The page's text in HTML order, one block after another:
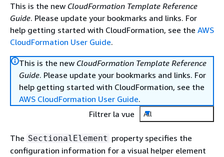
This is the new CloudFormation Template Reference
Guide. Please update your bookmarks and links. For
help getting started with CloudFormation, see the AWS
CloudFormation User Guide.
This is the new CloudFormation Template Reference
Guide. Please update your bookmarks and links. For
help getting started with CloudFormation, see the
AWS CloudFormation User Guide.
Filtrer la vue
All
The SectionalElement property specifies the
configuration information for a visual helper element